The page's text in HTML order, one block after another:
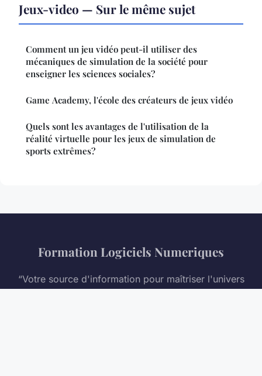
Jeux-video — Sur le même sujet
Comment un jeu vidéo peut-il utiliser des
mécaniques de simulation de la société pour
enseigner les sciences sociales?
Game Academy, l'école des créateurs de jeux vidéo
Quels sont les avantages de l'utilisation de la
réalité virtuelle pour les jeux de simulation de
sports extrêmes?
Formation Logiciels Numeriques
“Votre source d'information pour maîtriser l'univers